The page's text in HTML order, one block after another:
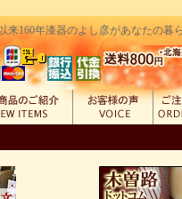
160年漆器のよし彦があなたの暮